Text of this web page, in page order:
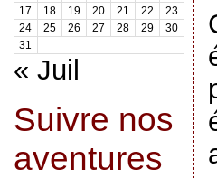
17
18 19 20 21 22
23
24
25 26 27 28 29
30
31
« Juil
Suivre nos
aventures